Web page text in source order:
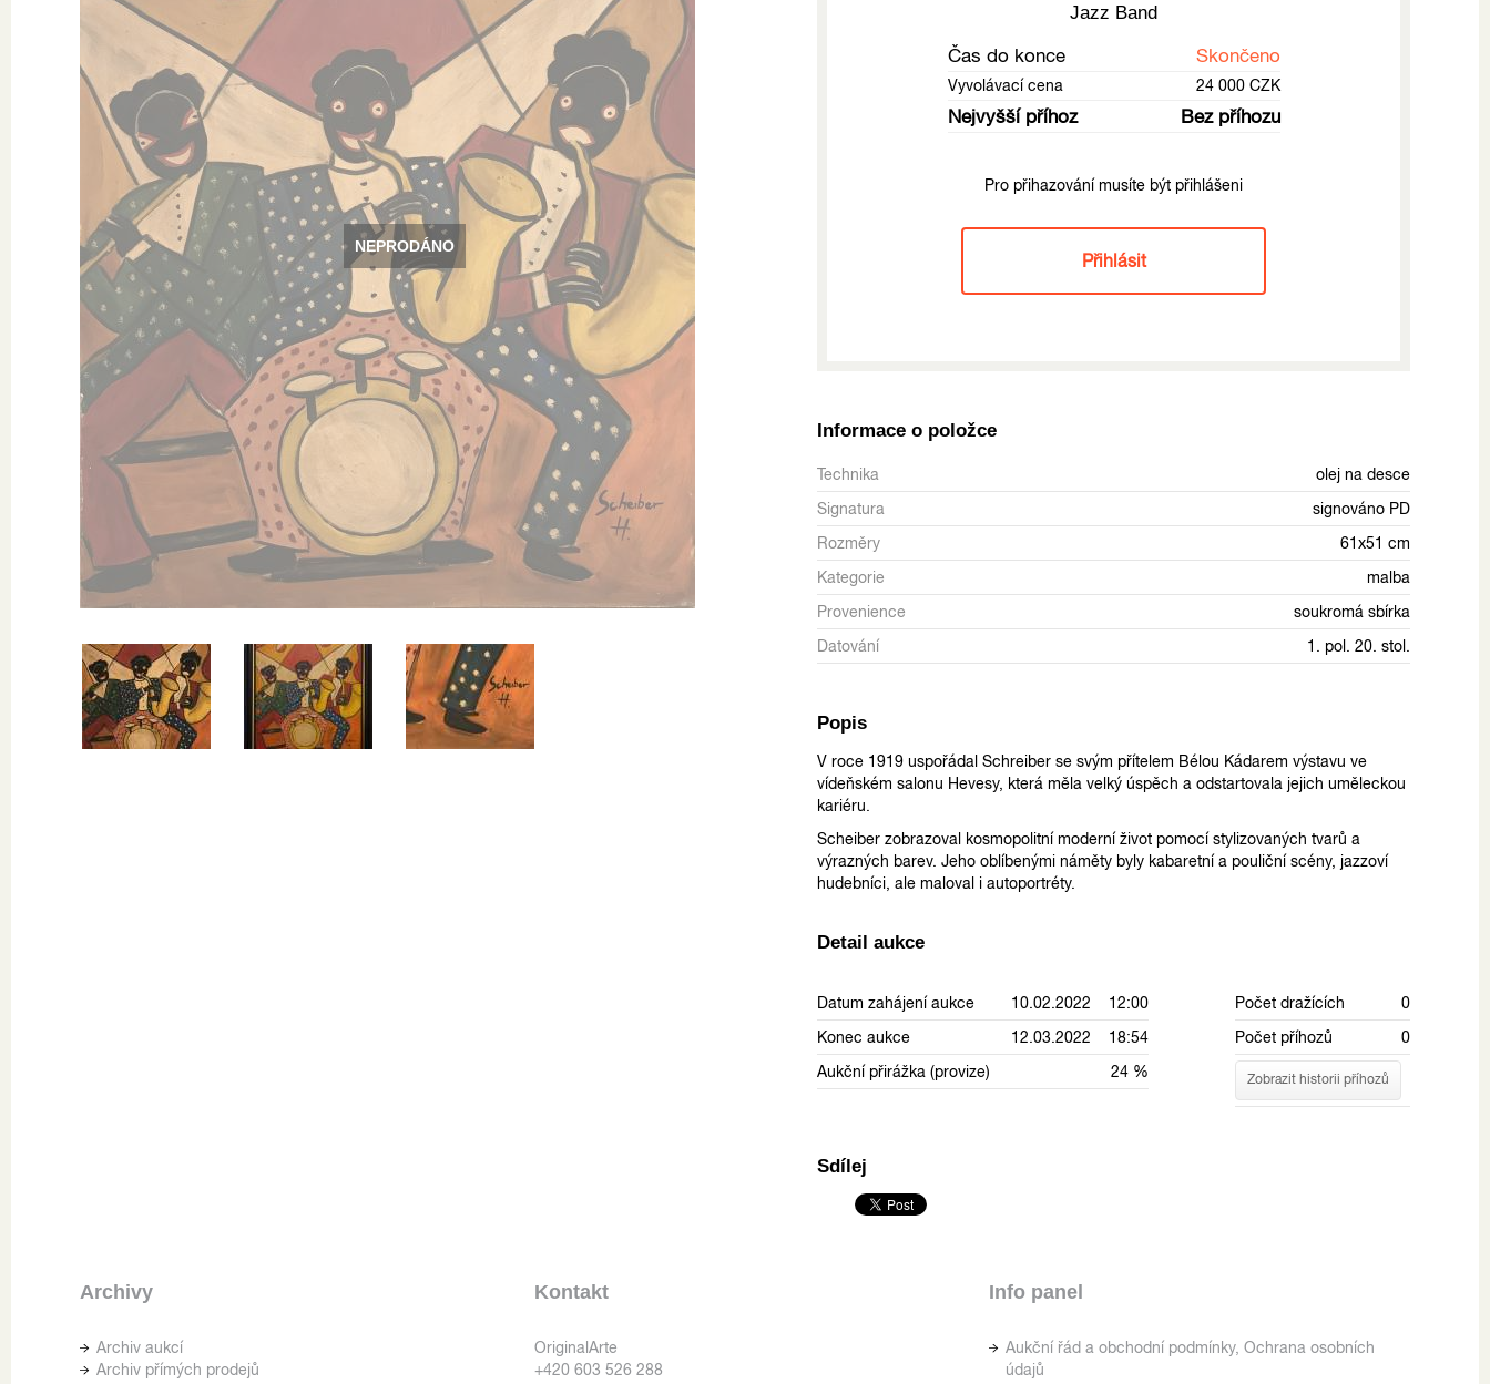
NEPRODÁNO
Jazz Band
Čas do konce Skončeno
Vyvolávací cena 24 000 CZK
Nejvyšší příhoz Bez příhozu
Pro přihazování musíte být přihlášeni
Přihlásit
Informace o položce
Technika
olej na desce
Signatura
signováno PD
Rozměry
61x51 cm
Kategorie
malba
Provenience
soukromá sbírka
Datování
1. pol. 20. stol.
Popis
V roce 1919 uspořádal Schreiber se svým přítelem Bélou Kádarem výstavu ve
vídeňském salonu Hevesy, která měla velký úspěch a odstartovala jejich uměleckou
kariéru.
Scheiber zobrazoval kosmopolitní moderní život pomocí stylizovaných tvarů a
výrazných barev. Jeho oblíbenými náměty byly kabaretní a pouliční scény, jazzoví
hudebníci, ale maloval i autoportréty.
Detail aukce
Datum zahájení aukce
10.02.2022 12:00
Konec aukce
12.03.2022 18:54
Aukční přirážka (provize)
24 %
Počet dražících
0
Počet příhozů
0
Zobrazit historii příhozů
Sdílej
Archivy
Archiv aukcí
Archiv přímých prodejů
Kontakt
OriginalArte
+420 603 526 288
Info panel
Aukční řád a obchodní podmínky, Ochrana osobních
údajů